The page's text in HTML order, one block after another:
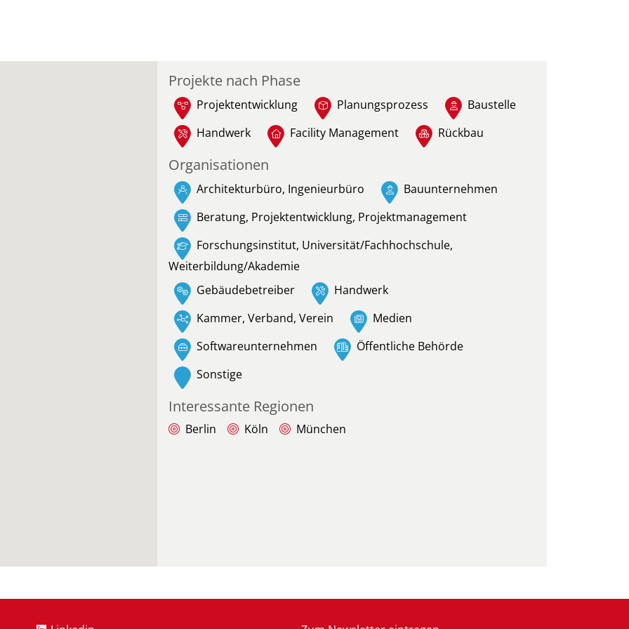
Projekte nach Phase
Projektentwicklung Planungsprozess
Baustelle
Handwerk
Facility Management Rückbau
Organisationen
Architekturbüro, Ingenieurbüro
Bauunternehmen
Beratung, Projektentwicklung, Projektmanagement
Forschungsinstitut, Universität/Fachhochschule,
Weiterbildung/Akademie
Gebäudebetreiber
Handwerk
Kammer, Verband, Verein
Medien
Softwareunternehmen
Öffentliche Behörde
Sonstige
Interessante Regionen
Berlin Köln München